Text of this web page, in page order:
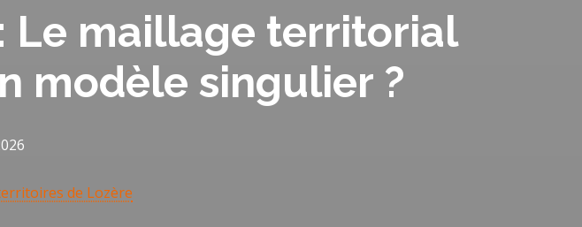
Le maillage territorial
modèle singulier ?
de Lozère